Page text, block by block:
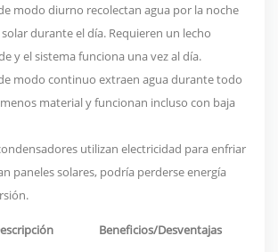
modo diurno recolectan agua por la noche
durante el día. Requieren un lecho
y el sistema funciona una vez al día.
modo continuo extraen agua durante todo
material y funcionan incluso con baja
utilizan electricidad para enfriar
paneles solares, podría perderse energía
Beneficios/Desventajas